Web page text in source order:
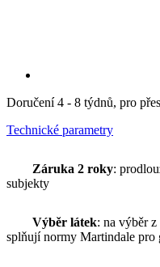
Doručení 4 - 8 týdnů, pro
Technické parametry
Záruka 2 roky:
subjekty
Výběr látek: na výběr
splňují normy Martindale pro